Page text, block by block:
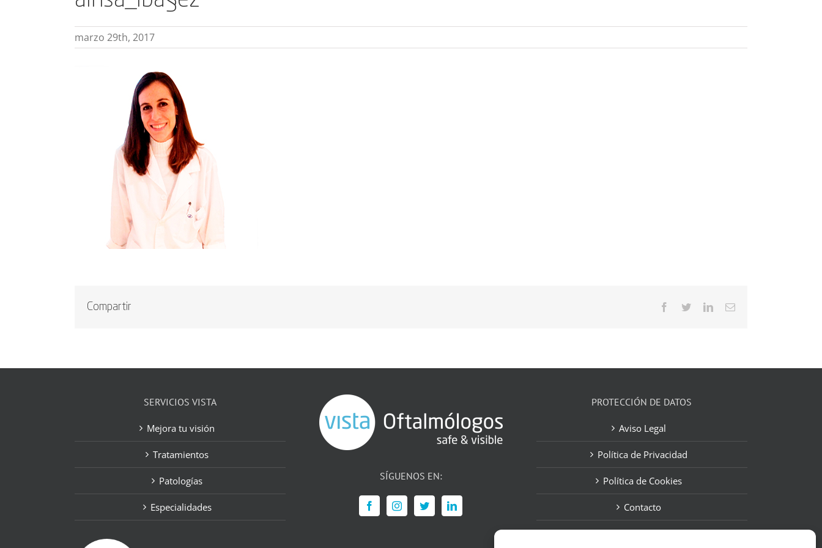
marzo 29th, 2017
Compartir Facebook
TwitterLinkedInCorreo
SERVICIOS VISTA
Mejora tu visión
Tratamientos
Patologías
Especialidades
SÍGUENOS EN:
PROTECCIÓN DE DATOS
Aviso Legal
Política de Privacidad
Política de Cookies
Contacto